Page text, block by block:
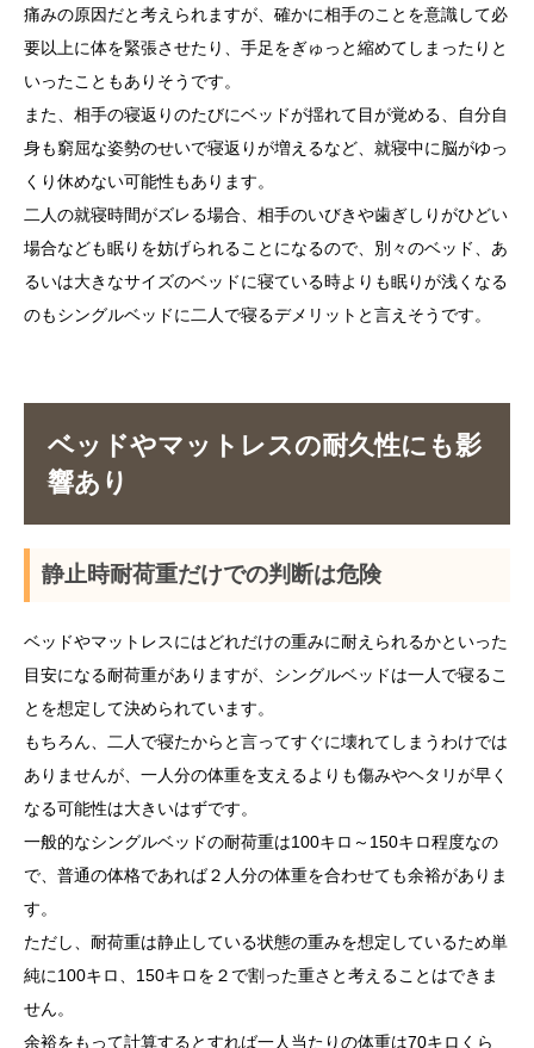
痛みの原因だと考えられますが、確かに相手のことを意識して必
要以上に体を緊張させたり、手足をぎゅっと縮めてしまったりと
いったこともありそうです。
また、相手の寝返りのたびにベッドが揺れて目が覚める、自分自
身も窮屈な姿勢のせいで寝返りが増えるなど、就寝中に脳がゆっ
くり休めない可能性もあります。
二人の就寝時間がズレる場合、相手のいびきや歯ぎしりがひどい
場合なども眠りを妨げられることになるので、別々のベッド、あ
るいは大きなサイズのベッドに寝ている時よりも眠りが浅くなる
のもシングルベッドに二人で寝るデメリットと言えそうです。
ベッドやマットレスの耐久性にも影
響あり
静止時耐荷重だけでの判断は危険
ベッドやマットレスにはどれだけの重みに耐えられるかといった
目安になる耐荷重がありますが、シングルベッドは一人で寝るこ
とを想定して決められています。
もちろん、二人で寝たからと言ってすぐに壊れてしまうわけでは
ありませんが、一人分の体重を支えるよりも傷みやヘタリが早く
なる可能性は大きいはずです。
一般的なシングルベッドの耐荷重は100キロ～150キロ程度なの
で、普通の体格であれば２人分の体重を合わせても余裕がありま
す。
ただし、耐荷重は静止している状態の重みを想定しているため単
純に100キロ、150キロを２で割った重さと考えることはできま
せん。
余裕をもって計算するとすれば一人当たりの体重は70キロくら